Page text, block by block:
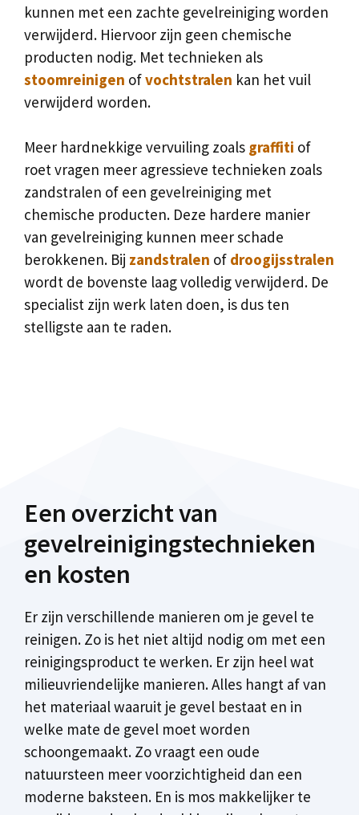
kunnen met een zachte gevelreiniging worden
verwijderd. Hiervoor zijn geen chemische
producten nodig. Met technieken als
stoomreinigen ofvochtstralen kan het vuil
verwijderd worden.
Meer hardnekkige vervuiling zoals graffiti of
roet vragen meer agressieve technieken zoals
zandstralen of een gevelreiniging met
chemische producten. Deze hardere manier
van gevelreiniging kunnen meer schade
berokkenen. Bij zandstralen of droogijsstralen
wordt de bovenste laag volledig verwijderd. De
specialist zijn werk laten doen, is dus ten
stelligste aan te raden.
Een overzicht van
gevelreinigingstechnieken
en kosten
Er zijn verschillende manieren om je gevel te
reinigen. Zo is het niet altijd nodig om met een
reinigingsproduct te werken. Er zijn heel wat
milieuvriendelijke manieren. Alles hangt af van
het materiaal waaruit je gevel bestaat en in
welke mate de gevel moet worden
schoongemaakt. Zo vraagt een oude
natuursteen meer voorzichtigheid dan een
moderne baksteen. En is mos makkelijker te